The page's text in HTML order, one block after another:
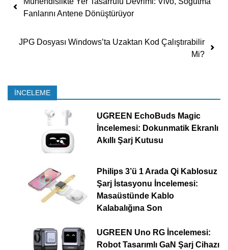
Fanlarını Antene Dönüştürüyor
JPG Dosyası Windows’ta Uzaktan Kod Çalıştırabilir
Mi?
İNCELEME
UGREEN EchoBuds Magic
İncelemesi: Dokunmatik Ekranlı
Akıllı Şarj Kutusu
Philips 3’ü 1 Arada Qi Kablosuz
Şarj İstasyonu İncelemesi:
Masaüstünde Kablo
Kalabalığına Son
UGREEN Uno RG İncelemesi:
Robot Tasarımlı GaN Şarj Cihazı